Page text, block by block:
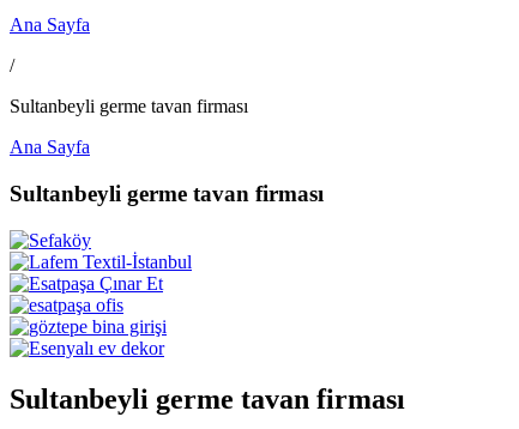
Ana Sayfa
/
Sultanbeyli germe tavan firması
Ana Sayfa
Sultanbeyli germe tavan firması
Sultanbeyli germe tavan firması